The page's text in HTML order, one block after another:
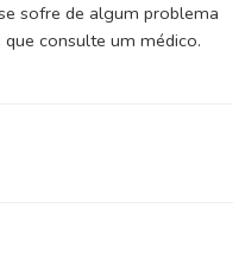
sofre de algum problema
consulte um médico.